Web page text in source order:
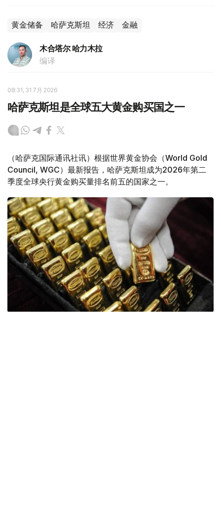
黄金储备 哈萨克斯坦 经济 金融
木合塔尔 哈力木拉
编译
08:31, 31 7月 2026
哈萨克斯坦是全球五大黄金购买国之一
（哈萨克国际通讯社讯）根据世界黄金协会（World Gold
Council, WGC）最新报告，哈萨克斯坦成为2026年第二
季度全球央行黄金购买量排名前五的国家之一。